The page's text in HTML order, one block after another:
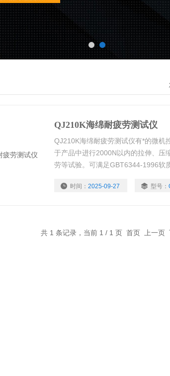
QJ210K海绵耐疲劳测试仪
QJ210K海绵耐疲劳测试仪有*的微机
于产品中进行2000N以内的拉伸、压
劳等试验。可满足GBT6344-1996软
软质泡沫聚合材料模压和挤出海绵
时间： 2025-09-27 型号：
共 1 条记录，当前 1 / 1 页 首页 上一